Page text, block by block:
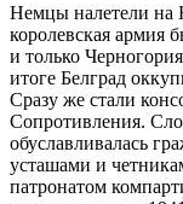
Немцы налетели на
королевская армия
и только
итоге Белград
Сразу же стали
Сопротивления.
обуславливалась
усташами и
патронатом